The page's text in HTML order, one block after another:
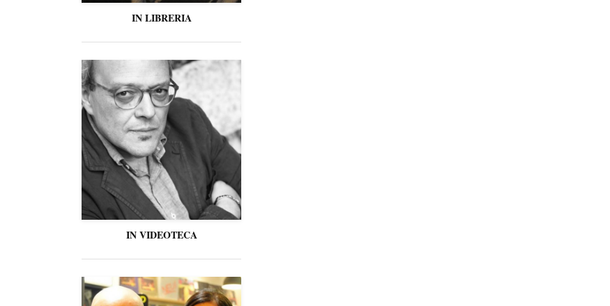
IN LIBRERIA
IN VIDEOTECA